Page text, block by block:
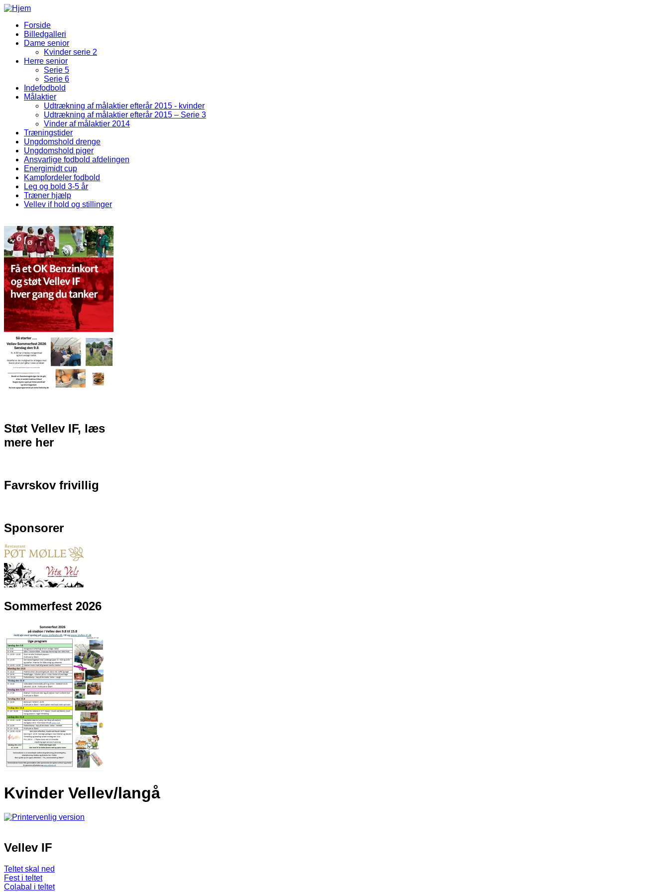
Gå til hovedindhold
Fodbold Menu
Forside
Billedgalleri
Dame senior
Kvinder serie 2
Herre senior
Serie 5
Serie 6
Indefodbold
Målaktier
Udtrækning af målaktier efterår 2015 - kvinder
Udtrækning af målaktier efterår 2015 – Serie 3
Vinder af målaktier 2014
Træningstider
Ungdomshold drenge
Ungdomshold piger
Ansvarlige fodbold afdelingen
Energimidt cup
Kampfordeler fodbold
Leg og bold 3-5 år
Træner hjælp
Vellev if hold og stillinger
Støt Vellev IF, læs
mere her
Favrskov frivillig
Sponsorer
Sommerfest 2026
Kvinder Vellev/langå
Vellev IF
Teltet skal ned
Fest i teltet
Colabal i teltet